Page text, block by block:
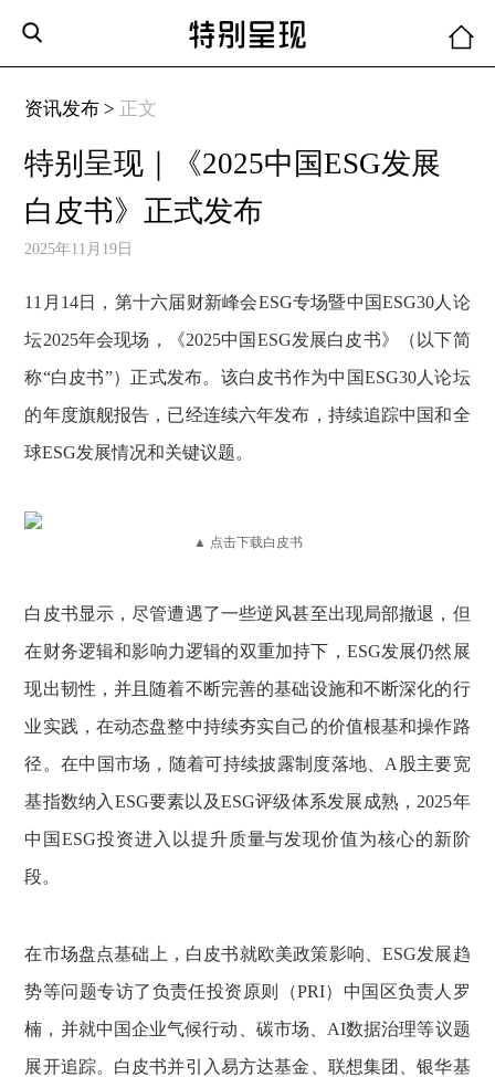
资讯发布 > 正文
特别呈现｜《2025中国ESG发展
白皮书》正式发布
2025年11月19日
11月14日，第十六届财新峰会ESG专场暨中国ESG30人论
坛2025年会现场，《2025中国ESG发展白皮书》（以下简
称“白皮书”）正式发布。该白皮书作为中国ESG30人论坛
的年度旗舰报告，已经连续六年发布，持续追踪中国和全
球ESG发展情况和关键议题。
▲ 点击下载白皮书
白皮书显示，尽管遭遇了一些逆风甚至出现局部撤退，但
在财务逻辑和影响力逻辑的双重加持下，ESG发展仍然展
现出韧性，并且随着不断完善的基础设施和不断深化的行
业实践，在动态盘整中持续夯实自己的价值根基和操作路
径。在中国市场，随着可持续披露制度落地、A股主要宽
基指数纳入ESG要素以及ESG评级体系发展成熟，2025年
中国ESG投资进入以提升质量与发现价值为核心的新阶
段。
在市场盘点基础上，白皮书就欧美政策影响、ESG发展趋
势等问题专访了负责任投资原则（PRI）中国区负责人罗
楠，并就中国企业气候行动、碳市场、AI数据治理等议题
展开追踪。白皮书并引入易方达基金、联想集团、银华基